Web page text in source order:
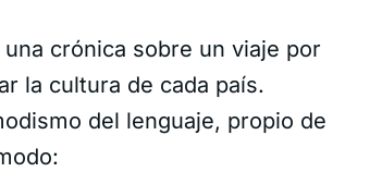
crónica sobre un viaje por
la cultura de cada país.
del lenguaje, propio de